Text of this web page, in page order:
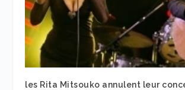
les Rita Mitsouko annulent leur